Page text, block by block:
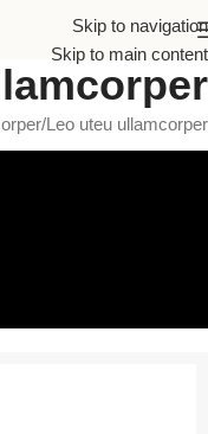
Skip to navigation
Skip to main content
Leo uteu ullamcorper